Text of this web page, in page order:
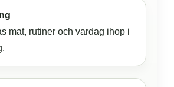
mat, rutiner och vardag ihop i